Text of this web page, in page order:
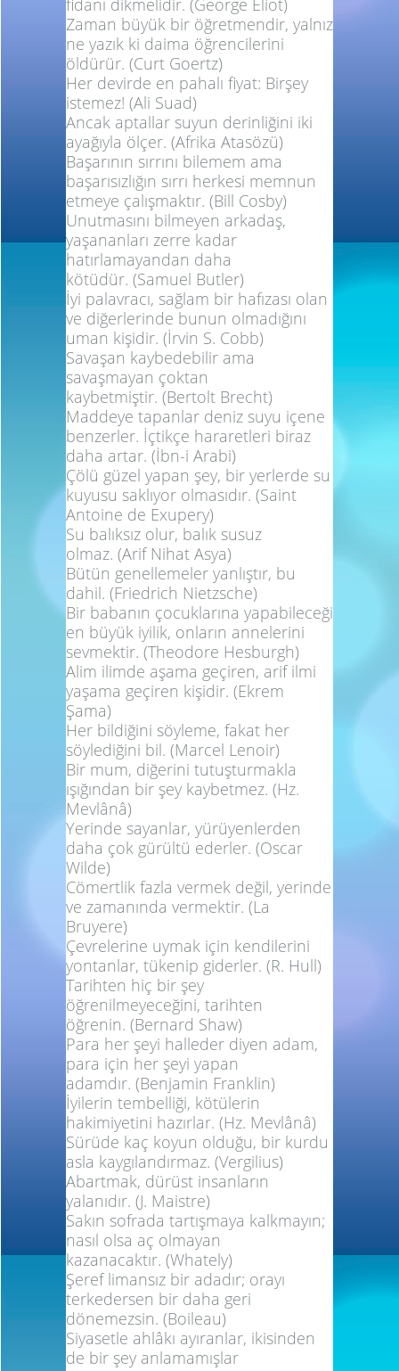
fidanı dikmelidir. (George Eliot)
Zaman büyük bir öğretmendir, yalnız
ne yazık ki daima öğrencilerini
öldürür. (Curt Goertz)
Her devirde en pahalı fiyat: Birşey
istemez! (Ali Suad)
Ancak aptallar suyun derinliğini iki
ayağıyla ölçer. (Afrika Atasözü)
Başarının sırrını bilemem ama
başarısızlığın sırrı herkesi memnun
etmeye çalışmaktır. (Bill Cosby)
Unutmasını bilmeyen arkadaş,
yaşananları zerre kadar
hatırlamayandan daha
kötüdür. (Samuel Butler)
İyi palavracı, sağlam bir hafızası olan
ve diğerlerinde bunun olmadığını
uman kişidir. (İrvin S. Cobb)
Savaşan kaybedebilir ama
savaşmayan çoktan
kaybetmiştir. (Bertolt Brecht)
Maddeye tapanlar deniz suyu içene
benzerler. İçtikçe hararetleri biraz
daha artar. (İbn-i Arabi)
Çölü güzel yapan şey, bir yerlerde su
kuyusu saklıyor olmasıdır. (Saint
Antoine de Exupery)
Su balıksız olur, balık susuz
olmaz. (Arif Nihat Asya)
Bütün genellemeler yanlıştır, bu
dahil. (Friedrich Nietzsche)
Bir babanın çocuklarına yapabileceği
en büyük iyilik, onların annelerini
sevmektir. (Theodore Hesburgh)
Alim ilimde aşama geçiren, arif ilmi
yaşama geçiren kişidir. (Ekrem
Şama)
Her bildiğini söyleme, fakat her
söylediğini bil. (Marcel Lenoir)
Bir mum, diğerini tutuşturmakla
ışığından bir şey kaybetmez. (Hz.
Mevlânâ)
Yerinde sayanlar, yürüyenlerden
daha çok gürültü ederler. (Oscar
Wilde)
Cömertlik fazla vermek değil, yerinde
ve zamanında vermektir. (La
Bruyere)
Çevrelerine uymak için kendilerini
yontanlar, tükenip giderler. (R. Hull)
Tarihten hiç bir şey
öğrenilmeyeceğini, tarihten
öğrenin. (Bernard Shaw)
Para her şeyi halleder diyen adam,
para için her şeyi yapan
adamdır. (Benjamin Franklin)
İyilerin tembelliği, kötülerin
hakimiyetini hazırlar. (Hz. Mevlânâ)
Sürüde kaç koyun olduğu, bir kurdu
asla kaygılandırmaz. (Vergilius)
Abartmak, dürüst insanların
yalanıdır. (J. Maistre)
Sakın sofrada tartışmaya kalkmayın;
nasıl olsa aç olmayan
kazanacaktır. (Whately)
Şeref limansız bir adadır; orayı
terkedersen bir daha geri
dönemezsin. (Boileau)
Siyasetle ahlâkı ayıranlar, ikisinden
de bir şey anlamamışlar